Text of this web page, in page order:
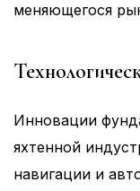
меняющегося
Инновации
яхтенной
навигации и